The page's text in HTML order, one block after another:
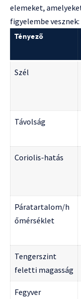
elemeket,
figyelembe vesznek:
Tényező
Szél
Távolság
Coriolis-hatás
Páratartalom/h
őmérséklet
Tengerszint
feletti magasság
Fegyver